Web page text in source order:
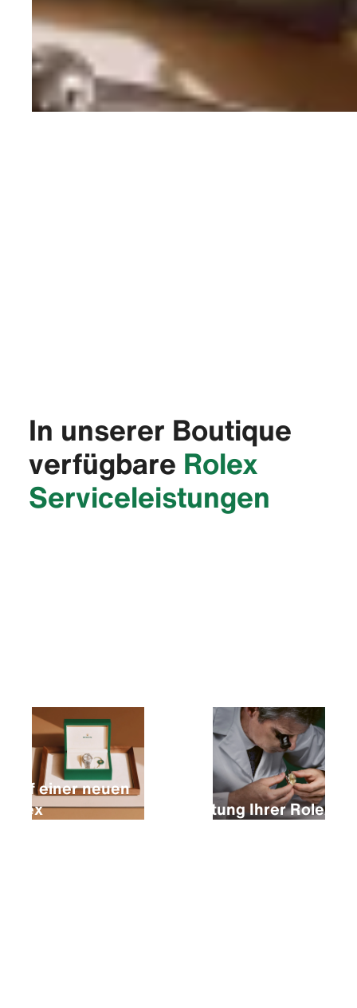
In unserer Boutique
verfügbare Rolex
Service­leistungen
Kauf einer neuen
Rolex
Wartung Ihrer Rolex